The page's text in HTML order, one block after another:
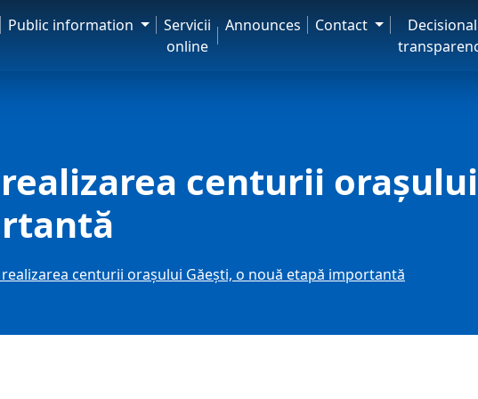
Public information
Servicii
online
Announces Contact
Decisional
centurii
centurii orașului Găești, o nouă etapă importantă